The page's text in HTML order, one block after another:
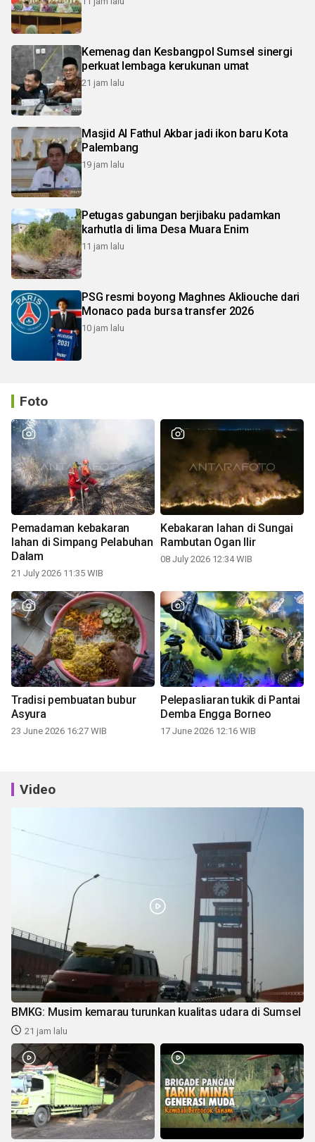
Kemenag dan Kesbangpol Sumsel sinergi
perkuat lembaga kerukunan umat
21 jam lalu
Masjid Al Fathul Akbar jadi ikon baru Kota
Palembang
19 jam lalu
Petugas gabungan berjibaku padamkan
karhutla di lima Desa Muara Enim
11 jam lalu
PSG resmi boyong Maghnes Akliouche dari
Monaco pada bursa transfer 2026
10 jam lalu
Foto
Pemadaman kebakaran
lahan di Simpang Pelabuhan
Dalam
21 July 2026 11:35 WIB
Kebakaran lahan di Sungai
Rambutan Ogan Ilir
08 July 2026 12:34 WIB
Tradisi pembuatan bubur
Asyura
23 June 2026 16:27 WIB
Pelepasliaran tukik di Pantai
Demba Engga Borneo
17 June 2026 12:16 WIB
Video
BMKG: Musim kemarau turunkan kualitas udara di Sumsel
21 jam lalu